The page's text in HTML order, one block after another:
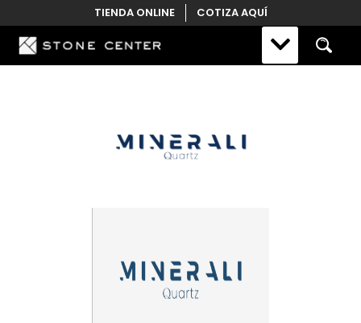
to
content
TIENDA ONLINE COTIZA AQUÍ